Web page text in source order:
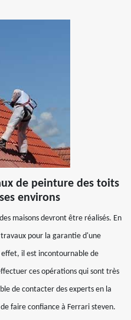
de peinture des toits
environs
maisons devront être réalisés. En
pour la garantie d'une
il est incontournable de
ces opérations qui sont très
de contacter des experts en la
faire confiance à Ferrari steven.